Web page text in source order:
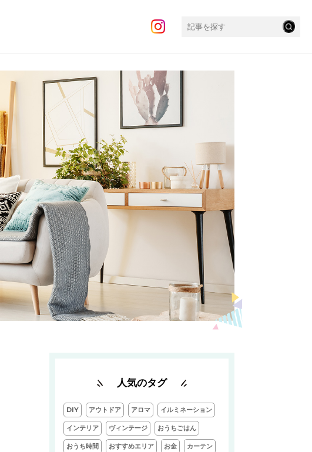
人気のタグ
DIY アウトドア アロマ イルミネーション
インテリア ヴィンテージ おうちごはん
おうち時間 おすすめエリア お金 カーテン